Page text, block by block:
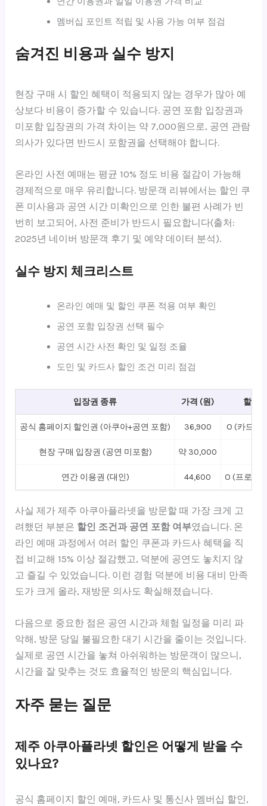
멤버십 포인트 적립 및 사용 가능 여부 점검
숨겨진 비용과 실수 방지
현장 구매 시 할인 혜택이 적용되지 않는 경우가 많아 예
상보다 비용이 증가할 수 있습니다. 공연 포함 입장권과
미포함 입장권의 가격 차이는 약 7,000원으로, 공연 관람
의사가 있다면 반드시 포함권을 선택해야 합니다.
온라인 사전 예매는 평균 10% 정도 비용 절감이 가능해
경제적으로 매우 유리합니다. 방문객 리뷰에서는 할인 쿠
폰 미사용과 공연 시간 미확인으로 인한 불편 사례가 빈
번히 보고되어, 사전 준비가 반드시 필요합니다(출처:
2025년 네이버 방문객 후기 및 예약 데이터 분석).
실수 방지 체크리스트
온라인 예매 및 할인 쿠폰 적용 여부 확인
공연 포함 입장권 선택 필수
공연 시간 사전 확인 및 일정 조율
도민 및 카드사 할인 조건 미리 점검
입장권 종류 가격 (원) 할인
공식 홈페이지 할인권 (아쿠아+공연 포함) 36,900 O (카드사,
현장 구매 입장권 (공연 미포함) 약 30,000
연간 이용권 (대인) 44,600 O (프로모
사실 제가 제주 아쿠아플라넷을 방문할 때 가장 크게 고
려했던 부분은 할인 조건과 공연 포함 여부였습니다. 온
라인 예매 과정에서 여러 할인 쿠폰과 카드사 혜택을 직
접 비교해 15% 이상 절감했고, 덕분에 공연도 놓치지 않
고 즐길 수 있었습니다. 이런 경험 덕분에 비용 대비 만족
도가 크게 올라, 재방문 의사도 확실해졌습니다.
다음으로 중요한 점은 공연 시간과 체험 일정을 미리 파
악해, 방문 당일 불필요한 대기 시간을 줄이는 것입니다.
실제로 공연 시간을 놓쳐 아쉬워하는 방문객이 많으니,
시간을 잘 맞추는 것도 효율적인 방문의 핵심입니다.
자주 묻는 질문
제주 아쿠아플라넷 할인은 어떻게 받을 수
있나요?
공식 홈페이지 할인 예매, 카드사 및 통신사 멤버십 할인,